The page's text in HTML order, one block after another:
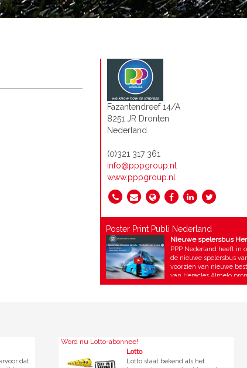
Fazantendreef 14/A
8251 JR Dronten
Nederland
(0)321 317 361
info@pppgroup.nl
www.pppgroup.nl
Poster Print Publi Nederland
Nieuwe spelersbus
PPP Nederland heeft in
de nieuwe spelersbus
voorzien van nieuwe
van Heracles Almelo
week groots op de
dag in Almelo. Wij
hoe zo’n productie &
uitgevoerd en of wij aan
Word nu Lotto-abonnee!
Lotto staat bekend als het
Nieuwe